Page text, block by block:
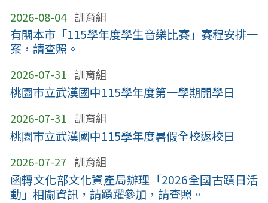
2026-08-04 訓育組
有關本市「115學年度學生音樂比賽」賽程安排一
案，請查照。
2026-07-31 訓育組
桃園市立武漢國中115學年度第一學期開學日
2026-07-31 訓育組
桃園市立武漢國中115學年度暑假全校返校日
2026-07-27 訓育組
函轉文化部文化資產局辦理「2026全國古蹟日活
動」相關資訊，請踴躍參加，請查照。